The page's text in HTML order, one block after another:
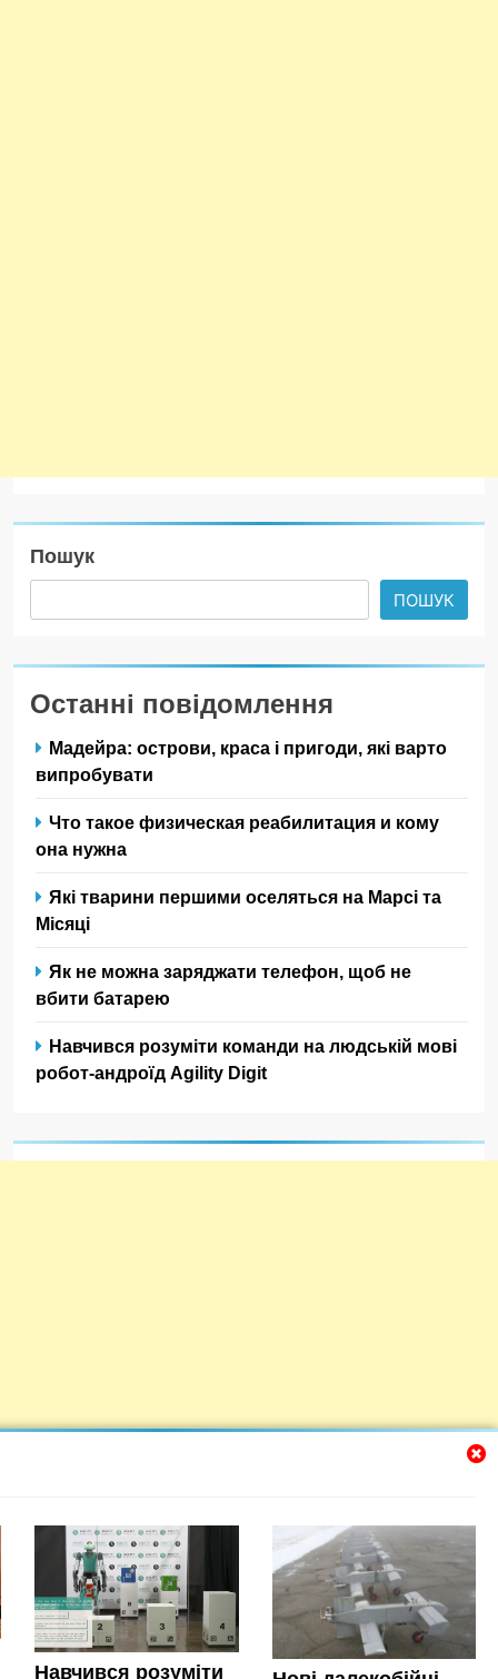
Навчився розуміти
Пошук
ПОШУК
Останні повідомлення
Мадейра: острови, краса і пригоди, які варто
випробувати
Что такое физическая реабилитация и кому
она нужна
Які тварини першими оселяться на Марсі та
Місяці
Як не можна заряджати телефон, щоб не
вбити батарею
Навчився розуміти команди на людській мові
робот-андроїд Agility Digit